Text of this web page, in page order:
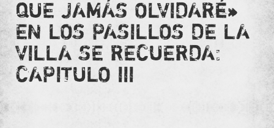
QUE JAMÁS OLVIDARÉ»
EN LOS PASILLOS DE LA
VILLA SE RECUERDA:
CAPITULO III